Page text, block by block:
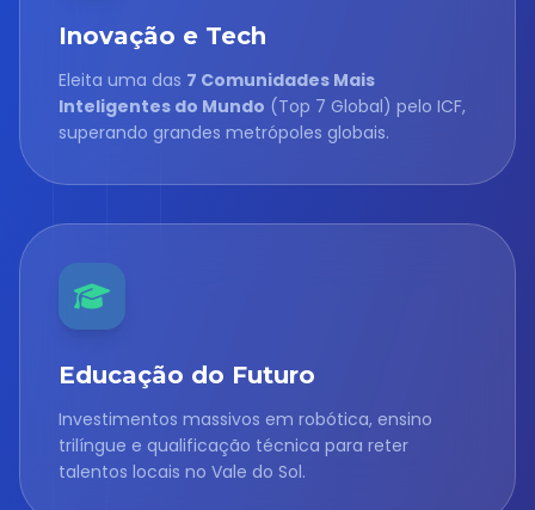
Inovação e Tech
Eleita uma das 7 Comunidades Mais
Inteligentes do Mundo (Top 7 Global) pelo ICF,
superando grandes metrópoles globais.
Educação do Futuro
Investimentos massivos em robótica, ensino
trilíngue e qualificação técnica para reter
talentos locais no Vale do Sol.